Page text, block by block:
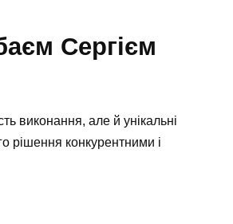
Сергієм
виконання, але й унікальні
рішення конкурентними і